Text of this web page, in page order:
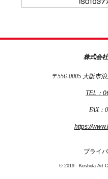
株式会
〒556-0005 大阪市
TEL：
FAX：
https://
プライ
© 2019 - Koshida Art